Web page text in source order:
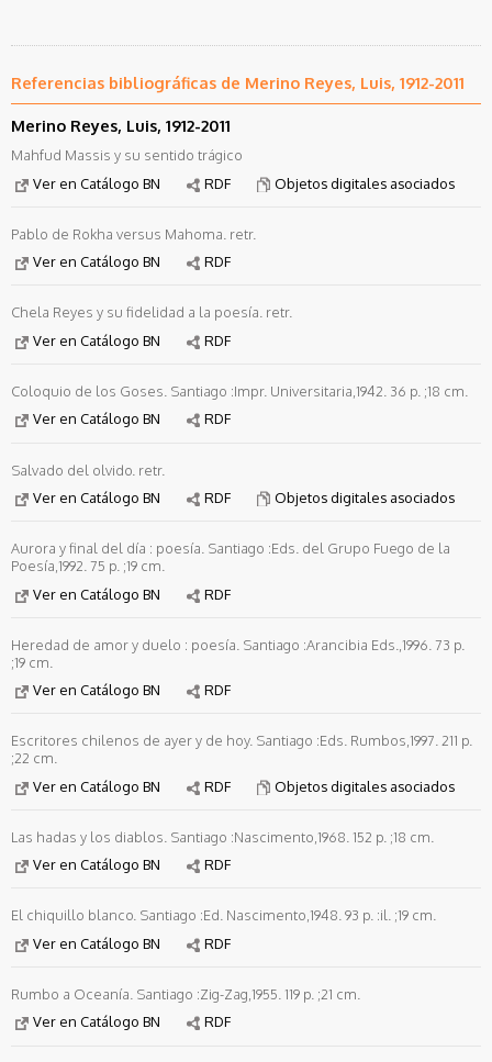
Referencias bibliográficas de Merino Reyes, Luis, 1912-2011
Merino Reyes, Luis, 1912-2011
Mahfud Massis y su sentido trágico
Ver en Catálogo BN
RDF Objetos digitales asociados
Pablo de Rokha versus Mahoma. retr.
Ver en Catálogo BN
RDF
Chela Reyes y su fidelidad a la poesía. retr.
Ver en Catálogo BN
RDF
Coloquio de los Goses. Santiago :Impr. Universitaria,1942. 36 p. ;18 cm.
Ver en Catálogo BN
RDF
Salvado del olvido. retr.
Ver en Catálogo BN
RDF Objetos digitales asociados
Aurora y final del día : poesía. Santiago :Eds. del Grupo Fuego de la
Poesía,1992. 75 p. ;19 cm.
Ver en Catálogo BN
RDF
Heredad de amor y duelo : poesía. Santiago :Arancibia Eds.,1996. 73 p.
;19 cm.
Ver en Catálogo BN
RDF
Escritores chilenos de ayer y de hoy. Santiago :Eds. Rumbos,1997. 211 p.
;22 cm.
Ver en Catálogo BN
RDF Objetos digitales asociados
Las hadas y los diablos. Santiago :Nascimento,1968. 152 p. ;18 cm.
Ver en Catálogo BN
RDF
El chiquillo blanco. Santiago :Ed. Nascimento,1948. 93 p. :il. ;19 cm.
Ver en Catálogo BN
RDF
Rumbo a Oceanía. Santiago :Zig-Zag,1955. 119 p. ;21 cm.
Ver en Catálogo BN
RDF